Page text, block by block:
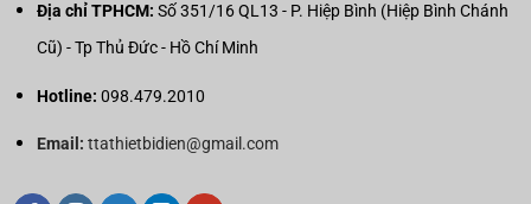
Địa chỉ TPHCM: Số 351/16 QL13 - P. Hiệp Bình (Hiệp Bình Chánh
Cũ) - Tp Thủ Đức - Hồ Chí Minh
Hotline: 098.479.2010
Email: ttathietbidien@gmail.com